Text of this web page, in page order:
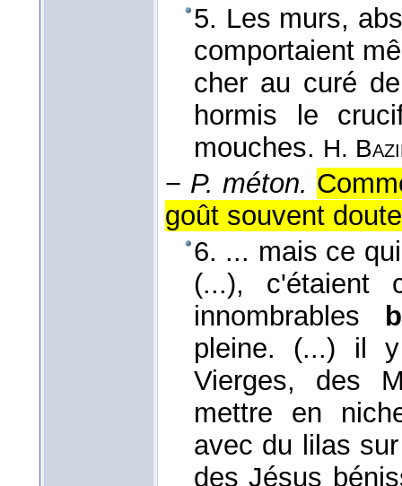
5. Les murs,
comportaient
cher au curé
hormis le
mouches. H.
− P. méton.
goût souvent
6. ... mais ce
(...), c'étaient
innombrables
pleine. (...) il
Vierges, des
mettre en
avec du lilas
des Jésus